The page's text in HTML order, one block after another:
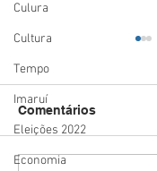
Culura
Cultura
Tempo
Imaruí
Eleições 2022
Economia
Comentários